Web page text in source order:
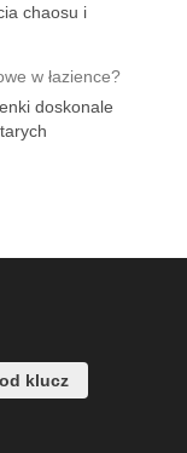
chaosu i
w łazience?
doskonale
klucz